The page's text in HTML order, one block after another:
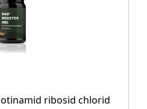
ribosid chlorid